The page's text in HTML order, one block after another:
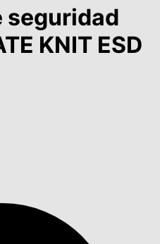
seguridad
KNIT ESD